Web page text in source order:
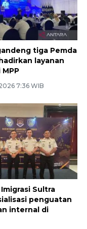
tiga Pemda
layanan
7:36 WIB
Sultra
penguatan
internal di